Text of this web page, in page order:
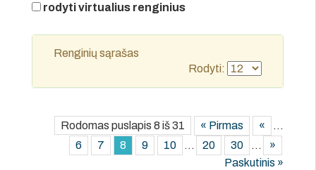
rodyti virtualius renginius
Renginių sąrašas
Rodyti:
Rodomas puslapis 8 iš 31 « Pirmas «
...
6
7 8 9 10 ... 20 30 ...
»
Paskutinis »